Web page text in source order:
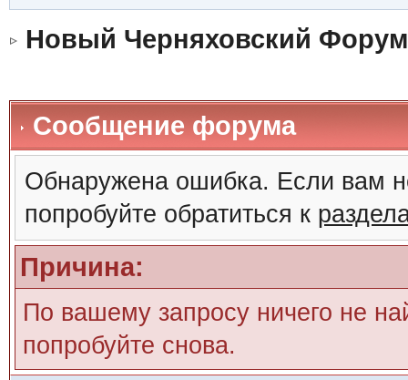
Новый Черняховский Форум
Сообщение форума
Обнаружена ошибка. Если вам
попробуйте обратиться к
Причина:
По вашему запросу ничего не
попробуйте снова.